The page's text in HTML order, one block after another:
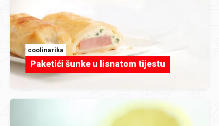
coolinarika
Paketići šunke u lisnatom tijestu